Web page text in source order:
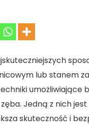
lub stanem
umożliwiające
Jedną z nich
skuteczność i